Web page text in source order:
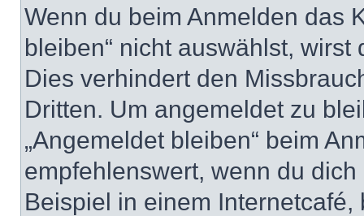
Wenn du beim Anmelden das
bleiben“ nicht auswählst,
Dies verhindert den
Dritten. Um angemeldet zu
„Angemeldet bleiben“ beim
empfehlenswert, wenn du
Beispiel in einem